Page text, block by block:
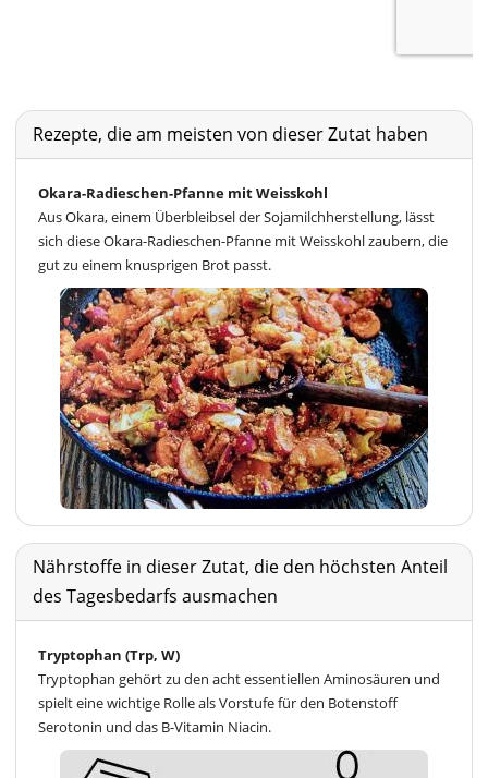
Rezepte, die am meisten von dieser Zutat haben
Okara-Radieschen-Pfanne mit Weisskohl
Aus Okara, einem Überbleibsel der Sojamilchherstellung, lässt
sich diese Okara-Radieschen-Pfanne mit Weisskohl zaubern, die
gut zu einem knusprigen Brot passt.
Nährstoffe in dieser Zutat, die den höchsten Anteil
des Tagesbedarfs ausmachen
Tryptophan (Trp, W)
Tryptophan gehört zu den acht essentiellen Aminosäuren und
spielt eine wichtige Rolle als Vorstufe für den Botenstoff
Serotonin und das B-Vitamin Niacin.